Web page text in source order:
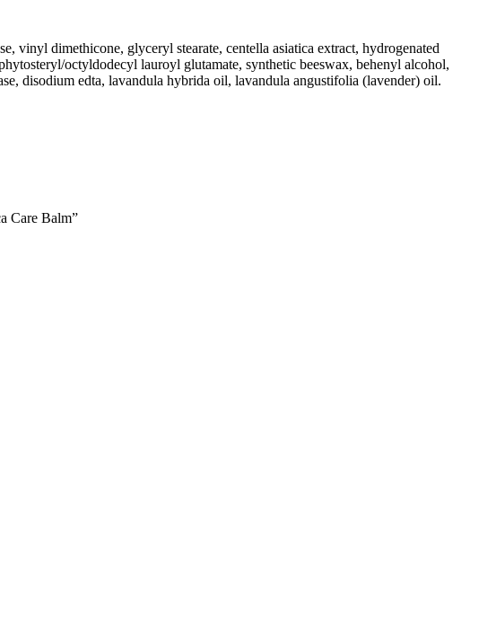
vinyl dimethicone, glyceryl stearate, centella asiatica extract, hydrogenated
octyldodecyl lauroyl glutamate, synthetic beeswax, behenyl alcohol,
disodium edta, lavandula hybrida oil, lavandula angustifolia (lavender) oil.
Care Balm”